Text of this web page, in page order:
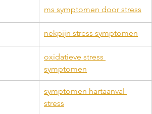
ms symptomen door stress
nekpijn stress symptomen
oxidatieve stress
symptomen
symptomen hartaanval
stress